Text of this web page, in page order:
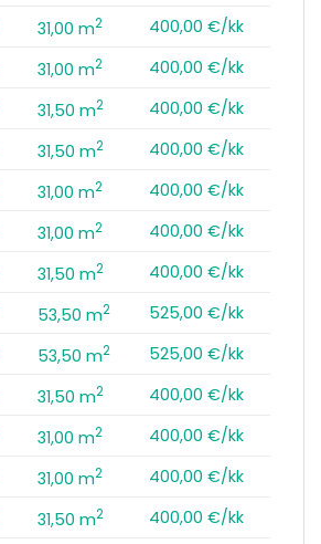
31,00 m2
400,00 €/kk
31,00 m2
400,00 €/kk
31,50 m2
400,00 €/kk
31,50 m2
400,00 €/kk
31,00 m2
400,00 €/kk
31,00 m2
400,00 €/kk
31,50 m2
400,00 €/kk
53,50 m2
525,00 €/kk
53,50 m2
525,00 €/kk
31,50 m2
400,00 €/kk
31,00 m2
400,00 €/kk
31,00 m2
400,00 €/kk
31,50 m2
400,00 €/kk